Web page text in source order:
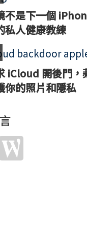
不是下一個
私人健康教練
iCloud 開後門，
你的照片和隱私